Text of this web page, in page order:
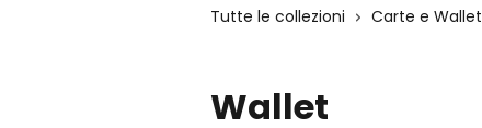
Tutte le collezioni Carte e Wallet
Wallet